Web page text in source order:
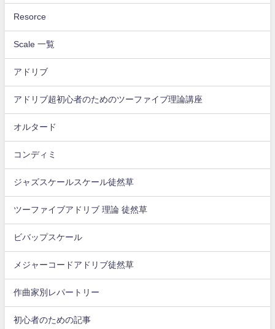
Resorce
Scale 一覧
アドリブ
アドリブ超初心者のためのツーファイブ理論講座
オルタード
コンディミ
ジャズスケールスケール徒然草
ツーファイブアドリブ 理論 徒然草
ビバップスケール
メジャーコードアドリブ徒然草
作曲家別レパートリー
初心者のための記事